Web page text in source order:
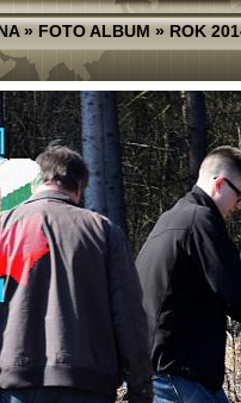
»FOTO ALBUM»ROK